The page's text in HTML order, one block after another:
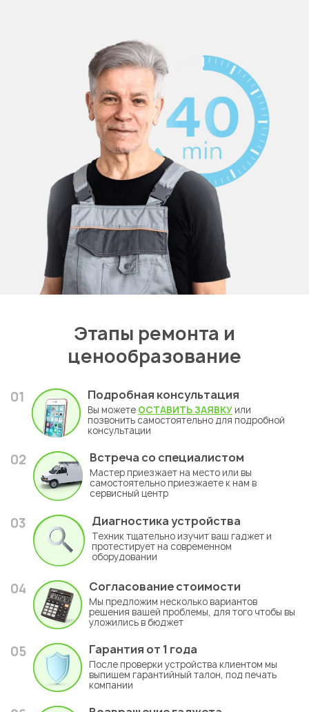
Этапы ремонта и
ценообразование
01 Подробная консультация
Вы можете ОСТАВИТЬ ЗАЯВКУ или
позвонить самостоятельно для подробной
консультации
02 Встреча со специалистом
Мастер приезжает на место или вы
самостоятельно приезжаете к нам в
сервисный центр
03 Диагностика устройства
Техник тщательно изучит ваш гаджет и
протестирует на современном
оборудовании
04 Согласование стоимости
Мы предложим несколько вариантов
решения вашей проблемы, для того чтобы вы
уложились в бюджет
05 Гарантия от 1 года
После проверки устройства клиентом мы
выпишем гарантийный талон, под печать
компании